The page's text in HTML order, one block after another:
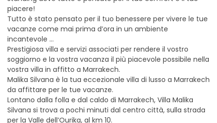
piacere!
Tutto è stato pensato per il tuo benessere per vivere le tue
vacanze come mai prima d’ora in un ambiente
incantevole …
Prestigiosa villa e servizi associati per rendere il vostro
soggiorno e la vostra vacanza il più piacevole possibile nella
vostra villa in affitto a Marrakech.
Malika Silvana è la tua eccezionale villa di lusso a Marrakech
da affittare per le tue vacanze.
Lontano dalla folla e dal caldo di Marrakech, Villa Malika
Silvana si trova a pochi minuti dal centro città, sulla strada
per la Valle dell’Ourika, al km 10.